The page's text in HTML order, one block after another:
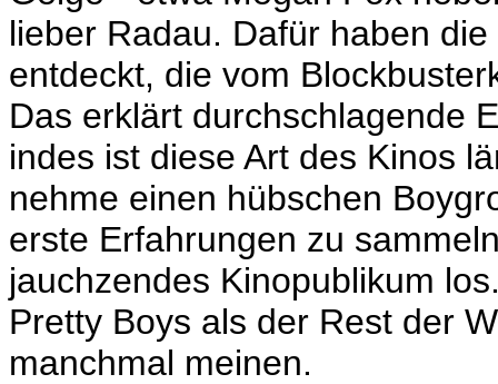
lieber Radau. Dafür haben
entdeckt, die vom
Das erklärt durchschlagende
indes ist diese Art des Kinos
nehme einen hübschen
erste Erfahrungen zu
jauchzendes Kinopublikum
Pretty Boys als der Rest der
manchmal meinen.